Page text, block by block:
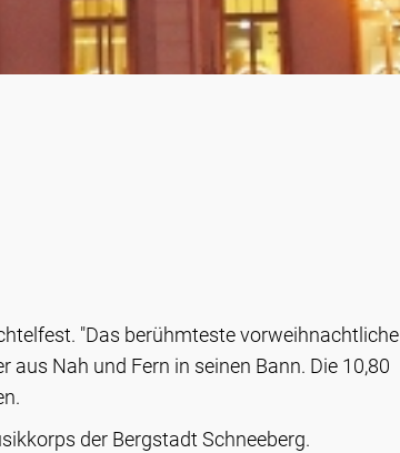
"Das berühmteste vorweihnachtliche
Nah und Fern in seinen Bann. Die 10,80
der Bergstadt Schneeberg.